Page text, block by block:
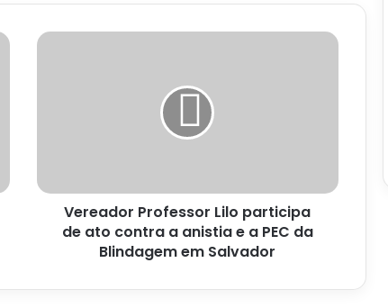
Vereador
anistia
Vereador Professor Lilo participa
de ato contra a anistia e a PEC da
Blindagem em Salvador